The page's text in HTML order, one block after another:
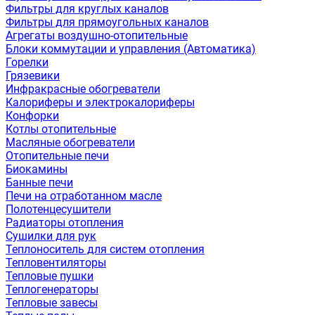
Фильтры для круглых каналов
Фильтры для прямоугольных каналов
Агрегаты воздушно-отопительные
Блоки коммутации и управления (Автоматика)
Горелки
Грязевики
Инфракрасные обогреватели
Калориферы и электрокалориферы
Конфорки
Котлы отопительные
Масляные обогреватели
Отопительные печи
Биокамины
Банные печи
Печи на отработанном масле
Полотенцесушители
Радиаторы отопления
Сушилки для рук
Теплоноситель для систем отопления
Тепловентиляторы
Тепловые пушки
Теплогенераторы
Тепловые завесы